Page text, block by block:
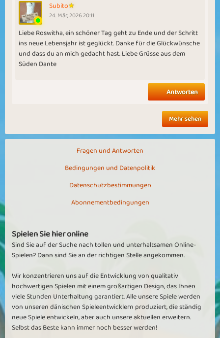
Subito
24. Mär, 2026 20:11
Liebe Roswitha, ein schöner Tag geht zu Ende und der Schritt
ins neue Lebensjahr ist geglückt. Danke für die Glückwünsche
und dass du an mich gedacht hast. Liebe Grüsse aus dem
Süden Dante
Antworten
Mehr sehen
Fragen und Antworten
Bedingungen und Datenpolitik
Datenschutzbestimmungen
Abonnementbedingungen
Spielen Sie hier online
Sind Sie auf der Suche nach tollen und unterhaltsamen Online-
Spielen? Dann sind Sie an der richtigen Stelle angekommen.
Wir konzentrieren uns auf die Entwicklung von qualitativ
hochwertigen Spielen mit einem großartigen Design, das Ihnen
viele Stunden Unterhaltung garantiert. Alle unsere Spiele werden
von unseren dänischen Spieleentwicklern produziert, die ständig
neue Spiele entwickeln, aber auch unsere aktuellen erweitern.
Selbst das Beste kann immer noch besser werden!